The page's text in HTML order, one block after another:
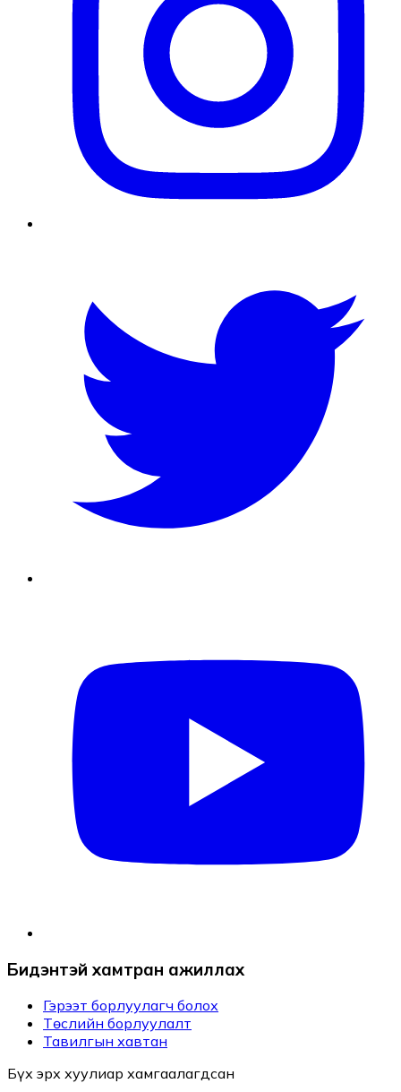
Бидэнтэй хамтран ажиллах
Гэрээт борлуулагч болох
Төслийн борлуулалт
Тавилгын хавтан
Бүх эрх хуулиар хамгаалагдсан